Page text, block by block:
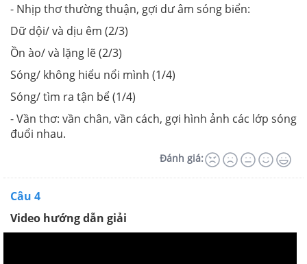
- Nhịp thơ thường thuận, gợi dư âm sóng biển:
Dữ dội/ và dịu êm (2/3)
Ồn ào/ và lặng lẽ (2/3)
Sóng/ không hiểu nổi mình (1/4)
Sóng/ tìm ra tận bể (1/4)
- Vần thơ: vần chân, vần cách, gợi hình ảnh các lớp sóng
đuổi nhau.
Đánh giá:
Câu 4
Video hướng dẫn giải